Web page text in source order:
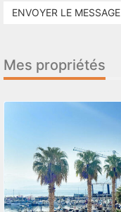
ENVOYER LE MESSAGE
Mes propriétés